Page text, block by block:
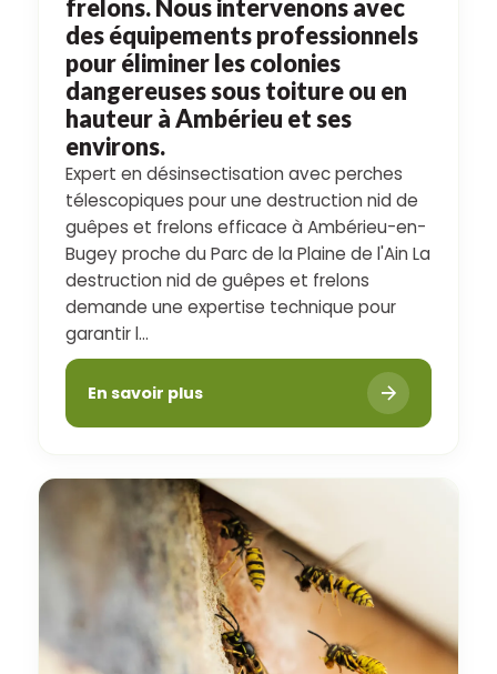
frelons. Nous intervenons avec
des équipements professionnels
pour éliminer les colonies
dangereuses sous toiture ou en
hauteur à Ambérieu et ses
environs.
Expert en désinsectisation avec perches
télescopiques pour une destruction nid de
guêpes et frelons efficace à Ambérieu-en-
Bugey proche du Parc de la Plaine de l'Ain La
destruction nid de guêpes et frelons
demande une expertise technique pour
garantir l...
En savoir plus